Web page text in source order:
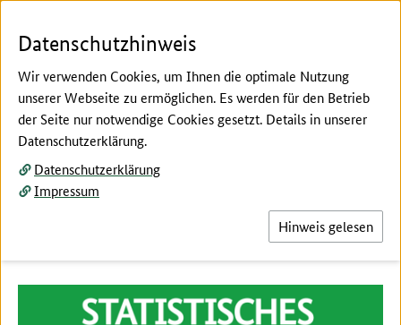
Hier beginnt der Hauptinhalt dieser Seite
Jahrbuchtabellen aktualisiert
Hier finden Sie die im Juli 2026 aktualisierten
Tabellen des Statistischen Jahrbuchs.
Datenschutzhinweis
Wir verwenden Cookies, um Ihnen die optimale Nutzung
unserer Webseite zu ermöglichen. Es werden für den Betrieb
der Seite nur notwendige Cookies gesetzt. Details in unserer
Datenschutzerklärung.
Datenschutzerklärung
Impressum
Hinweis gelesen